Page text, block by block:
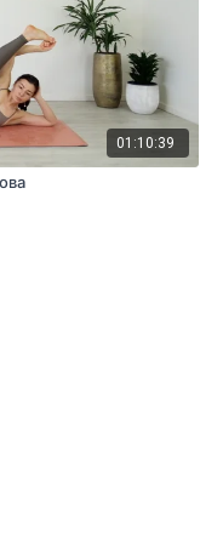
01:10:39